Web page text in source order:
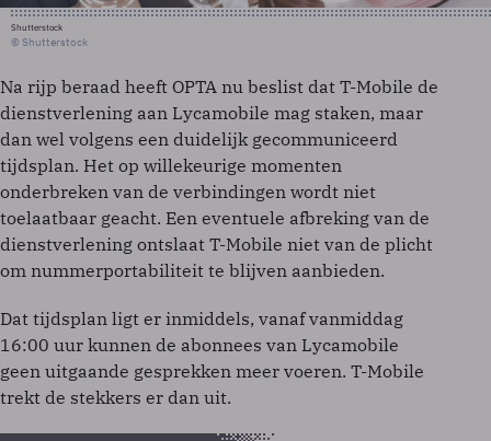
Shutterstock
© Shutterstock
Na rijp beraad heeft OPTA nu beslist dat T-Mobile de
dienstverlening aan Lycamobile mag staken, maar
dan wel volgens een duidelijk gecommuniceerd
tijdsplan. Het op willekeurige momenten
onderbreken van de verbindingen wordt niet
toelaatbaar geacht. Een eventuele afbreking van de
dienstverlening ontslaat T-Mobile niet van de plicht
om nummerportabiliteit te blijven aanbieden.
Dat tijdsplan ligt er inmiddels, vanaf vanmiddag
16:00 uur kunnen de abonnees van Lycamobile
geen uitgaande gesprekken meer voeren. T-Mobile
trekt de stekkers er dan uit.